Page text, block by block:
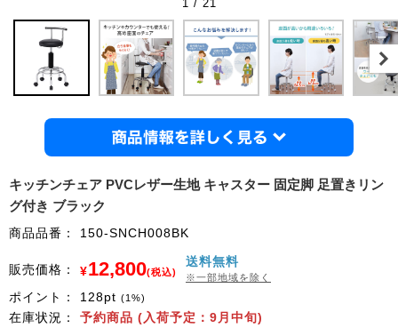
1 / 21
キッチンチェア PVCレザー生地 キャスター 固定脚 足置きリン
グ付き ブラック
商品品番： 150-SNCH008BK
販売価格： ¥12,800(税込)
送料無料
※一部地域を除く
ポイント： 128pt (1%)
在庫状況： 予約商品 (入荷予定：9月中旬)